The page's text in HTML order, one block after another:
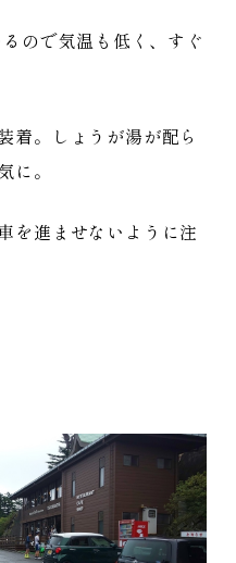
ので気温も低く、すぐ
着。しょうが湯が配ら
に。
を進ませないように注